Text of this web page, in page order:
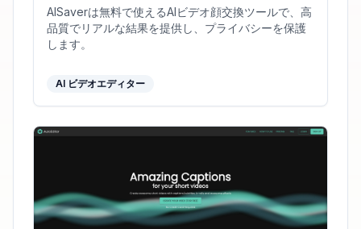
AISaverは無料で使えるAIビデオ顔交換ツールで、高
品質でリアルな結果を提供し、プライバシーを保護
します。
AI ビデオエディター